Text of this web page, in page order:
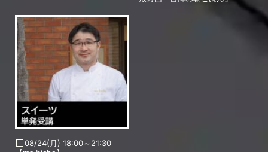
08/24(月) 18:00～21:30